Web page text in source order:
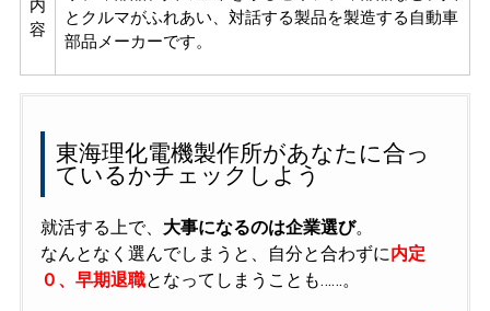
内
容
とクルマがふれあい、対話する製品を製造する自動車
部品メーカーです。
東海理化電機製作所があなたに合っ
ているかチェックしよう
就活する上で、 大事になるのは企業選び。
なんとなく選んでしまうと、自分と合わずに内定
０、早期退職となってしまうことも……。